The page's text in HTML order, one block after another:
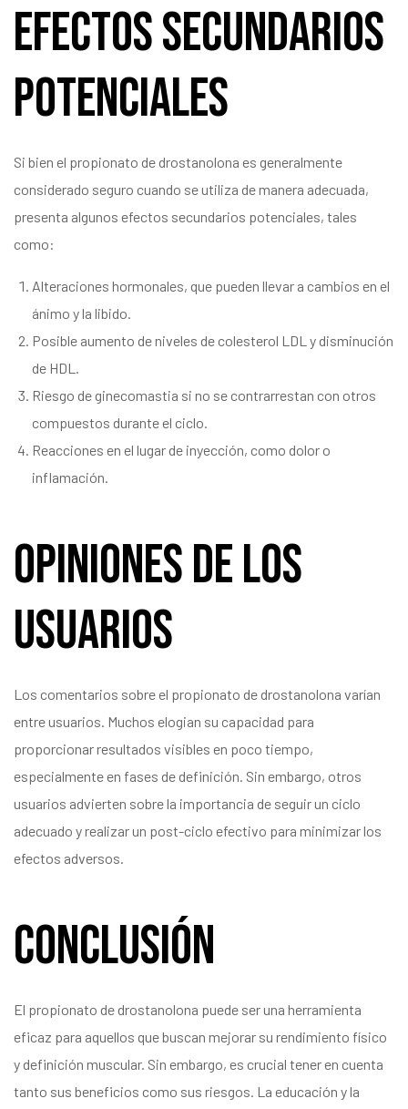
Efectos Secundarios
Potenciales
Si bien el propionato de drostanolona es generalmente
considerado seguro cuando se utiliza de manera adecuada,
presenta algunos efectos secundarios potenciales, tales
como:
Alteraciones hormonales, que pueden llevar a cambios en el
ánimo y la libido.
Posible aumento de niveles de colesterol LDL y disminución
de HDL.
Riesgo de ginecomastia si no se contrarrestan con otros
compuestos durante el ciclo.
Reacciones en el lugar de inyección, como dolor o
inflamación.
Opiniones de los
Usuarios
Los comentarios sobre el propionato de drostanolona varían
entre usuarios. Muchos elogian su capacidad para
proporcionar resultados visibles en poco tiempo,
especialmente en fases de definición. Sin embargo, otros
usuarios advierten sobre la importancia de seguir un ciclo
adecuado y realizar un post-ciclo efectivo para minimizar los
efectos adversos.
Conclusión
El propionato de drostanolona puede ser una herramienta
eficaz para aquellos que buscan mejorar su rendimiento físico
y definición muscular. Sin embargo, es crucial tener en cuenta
tanto sus beneficios como sus riesgos. La educación y la